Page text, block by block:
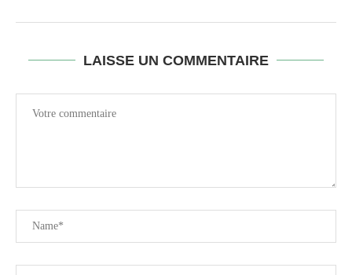
LAISSE UN COMMENTAIRE